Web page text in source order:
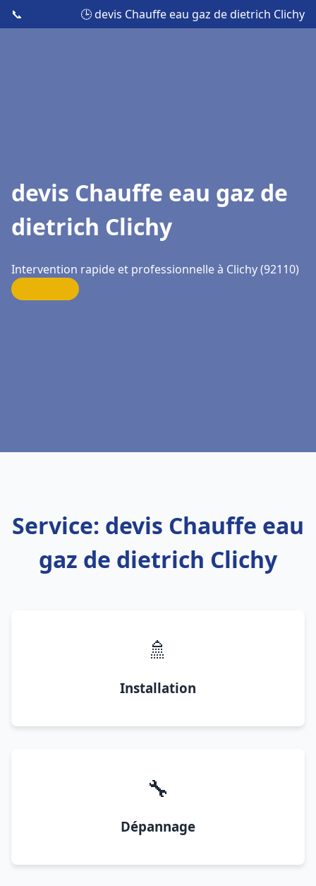
📞 🕒 devis Chauffe eau gaz de dietrich Clichy
devis Chauffe eau gaz de
dietrich Clichy
Intervention rapide et professionnelle à Clichy (92110)
Service: devis Chauffe eau
gaz de dietrich Clichy
🚿
Installation
🔧
Dépannage